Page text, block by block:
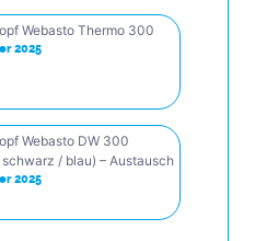
Webasto Thermo 300
2025
Webasto DW 300
/ blau) – Austausch
2025